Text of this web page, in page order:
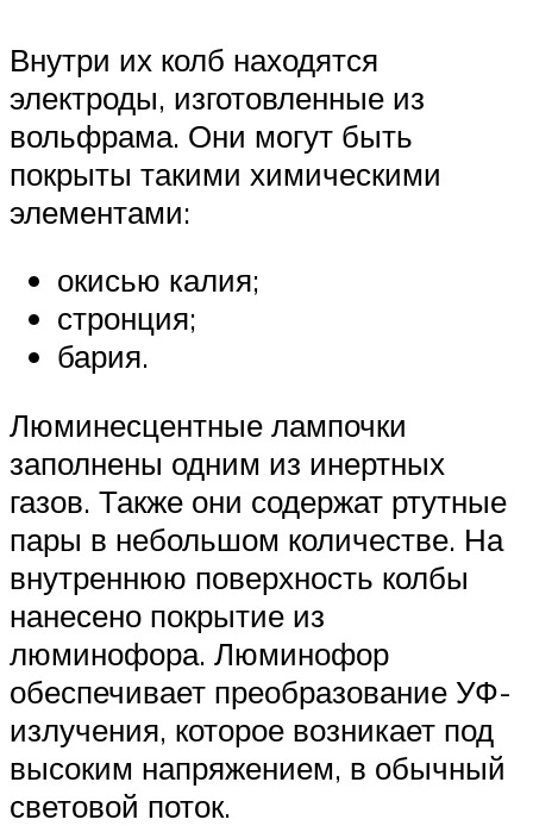
Внутри их колб находятся
электроды, изготовленные из
вольфрама. Они могут быть
покрыты такими химическими
элементами:
окисью калия;
стронция;
бария.
Люминесцентные лампочки
заполнены одним из инертных
газов. Также они содержат ртутные
пары в небольшом количестве. На
внутреннюю поверхность колбы
нанесено покрытие из
люминофора. Люминофор
обеспечивает преобразование УФ-
излучения, которое возникает под
высоким напряжением, в обычный
световой поток.